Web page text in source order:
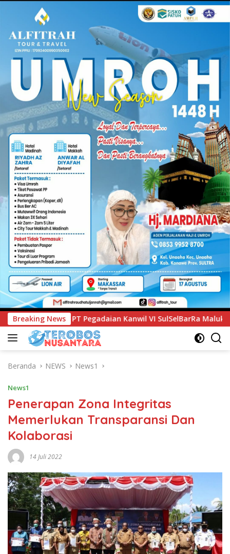
Breaking News
VI SulSelBarRa Maluku Luncurkan Program PANDE EMAS
Beranda NEWS News1
News1
Penerapan Zona Integritas
Memerlukan Transparansi Dan
Kolaborasi
14 Juli 2022